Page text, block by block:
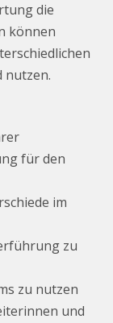
die
können
nutzen.
für den
im
zu
zu nutzen
und